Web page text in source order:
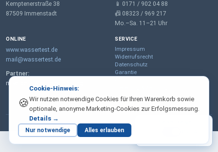
🍪
Cookie-Hinweis:
Wir nutzen notwendige Cookies für Ihren Warenkorb sowie
optionale, anonyme Marketing-Cookies zur Erfolgsmessung.
Details →
Nur notwendige Alles erlauben
aktuell: brutto · inkl. 19 % MwSt.
Kemptenerstraße 38
87509 Immenstadt
📱 0171 / 902 04 88
📠 08323 / 969 217
Mo.–Sa. 11–21 Uhr
ONLINE
www.wassertest.de
mail@wassertest.de
Partner:
m-wt.de – Wasserenthärtung
SERVICE
Impressum
Widerrufsrecht
Datenschutz
Garantie
Geschäftskunden
Kontaktformular